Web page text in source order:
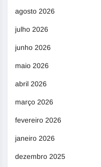
agosto 2026
julho 2026
junho 2026
maio 2026
abril 2026
março 2026
fevereiro 2026
janeiro 2026
dezembro 2025